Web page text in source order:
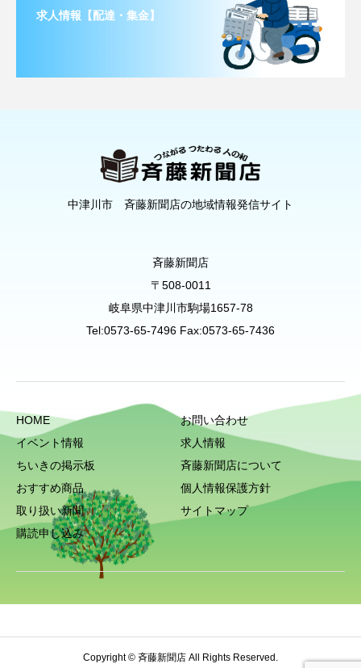
求人情報【配達・集金】
中津川市 斉藤新聞店の地域情報発信サイト
斉藤新聞店
〒508-0011
岐阜県中津川市駒場1657-78
Tel:0573-65-7496 Fax:0573-65-7436
HOME
イベント情報
ちいきの掲示板
おすすめ商品
取り扱い新聞
購読申し込み
お問い合わせ
求人情報
斉藤新聞店について
個人情報保護方針
サイトマップ
Copyright © 斉藤新聞店 All Rights Reserved.